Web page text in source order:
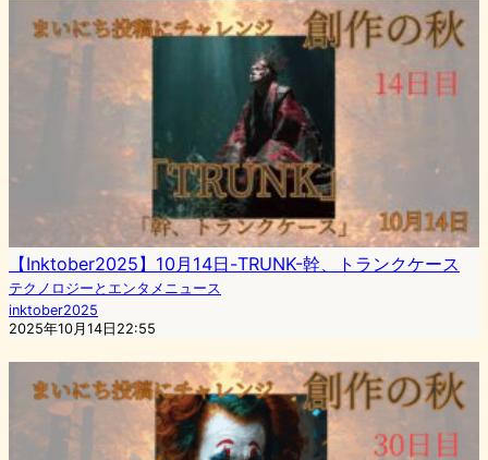
【Inktober2025】10月14日-TRUNK-幹、トランクケース
テクノロジーとエンタメニュース
inktober2025
2025年10月14日22:55